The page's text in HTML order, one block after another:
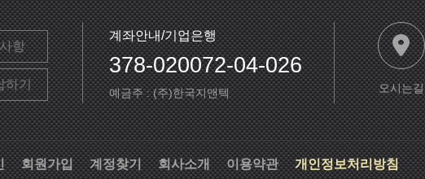
항
하기
계좌안내/기업은행
378-020072-04-026
예금주 : (주)한국지앤텍 오시는길
회원가입 계정찾기 회사소개 이용약관 개인정보처리방침